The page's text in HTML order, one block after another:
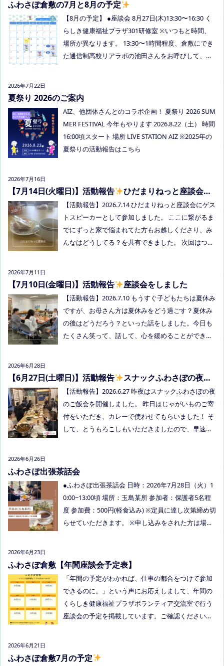
ふわさぽ倉敷の7月と8月の予定
【8月の予定】 ●座談会 8月27日(木)13:30〜16:30 く
らしき健康福祉プラザ301研修室 ※いつもと時間、
場所が異なります。 13:30〜1時間程度、倉敷にでき
た通信制高校リアラボの池田さんをお呼びして、通
でお知らせください。 ●スナックふわさぽ(夜のごは
まつフリースクール(岡山市南区植松312-6) 参加者：
ただきます。 参加費：中学生以上500円、小学生200
円、乳幼児無料 ※お申し込みはこちらから https://f
orms.gle/Vhs62HxfDKduZMeV8 ●ひだまりねっと座
談会(北村がゲストスピーカーで参加します) 場所：
つむぎ高梁（高梁市横町1072-1） 日時：令和8年8月
画！夏祭り！ 日時:2026年8月22日(土)16:00〜20:00
頃 場所：LIVE STATION AIZ(倉敷市玉島阿賀崎2-3-55)
内容：音楽あり、ゲームあり、食べ物ありの多世代
交流夏祭りです。
2026年7月22日
夏祭り 2026のご案内
AIZ、他団体さんとのコラボ企画！ 夏祭り 2026 SUM
MER FESTIVAL 今年もやります 2026.8.22（土） 時間
16:00頃スタート 場所 LIVE STATION AIZ ※2025年の
夏祭りの活動報告はこちら
2026年7月16日
【7月14日(火曜日)】活動報告
ひだまりねっと座談会に
参加しました
【活動報告】2026.7.14 ひだまりねっと座談会にゲス
トスピーカーとして参加しました。 ここに繋がるま
でにずっと家で悩まれてた方もお越しくださり、み
んなはどうしてる？を共有できました。 次回はつむ
2026年7月11日
【7月10日(金曜日)】活動報告 座談会をしました
【活動報告】2026.7.10 もうすぐ子どもたちは夏休み
ですが、お母さん方は夏休みをどう過ごす？夏休み
の後はどうだろう？といった話をしました。今日も
たくさん笑って、話して、心を緩めることができま
ご予約してくださいね。
2026年6月28日
【6月27日(土曜日)】活動報告
スナックふわさぽの夜の
ご飯会を開催しました【活動報告】2026.6.27 昨夜はスナックふわさぽの夜
のご飯会を開催しました。 昨日はじゃがいものご寄
付をいただき、カレーで使わせてもらいました！ そ
して、とうもろこしもいただきましたので、早速茹
多く、お母さまの困ってる、だけではなく、ご家族
今回、ご参加できなかった方も、フリースクールっ
2026年6月26日
ふわさぽ出張茶話会
●ふわさぽ出張茶話会 日時：2026年7月28日（火）1
0:00~13:00頃 場所：玉島某所 参加者：保護者5名程
度 参加費：500円(軽食込み) ※定員に達し次第締め切
らせていただきます。 ※申し込みをされた方は場所
軽食を食べます。 締め切り：2026年7月24日（金）1
込みください。または、公式LINE、Instagramにメ
ッセージを送ってください。
2026年6月23日
ふわさぽ倉敷【年間座談会予定表】
「年間の予定がわかれば、仕事の都合をつけて参加
できるのに。」という声にお応えしまして、年間の
くらしき健康福祉プラザボランティア交流室で行う
座談会の予定を掲載しています。ご確認ください！
ームページなどでお伝えします。
2026年6月21日
ふわさぽ倉敷7月の予定